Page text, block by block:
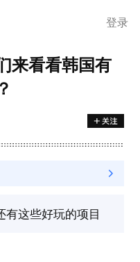
登录
来看看韩国有
有这些好玩的项目